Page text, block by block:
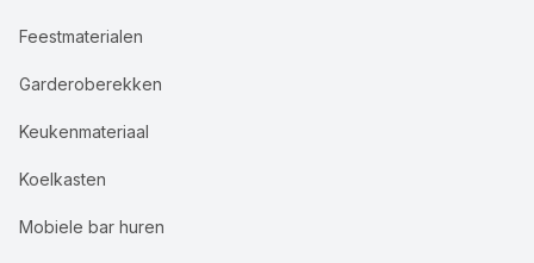
Feestmaterialen
Garderoberekken
Keukenmateriaal
Koelkasten
Mobiele bar huren